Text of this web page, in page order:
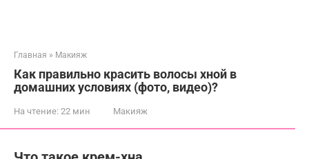
Главная » Макияж
Как правильно красить волосы хной в
домашних условиях (фото, видео)?
На чтение: 22 мин Макияж